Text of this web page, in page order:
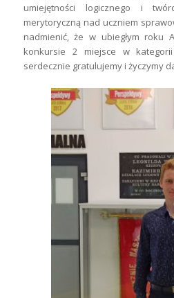
umiejętności logicznego i
merytoryczną nad uczniem
nadmienić, że w ubiegłym roku
konkursie 2 miejsce w
serdecznie gratulujemy i życzymy